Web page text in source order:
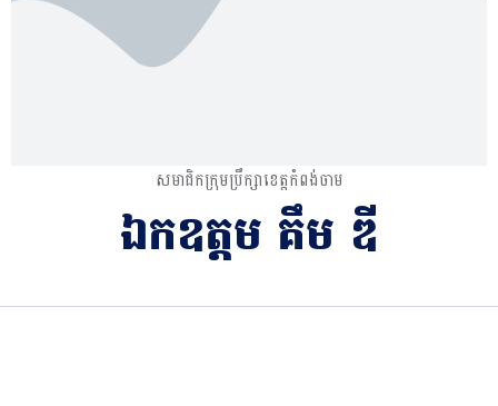
សមាជិកក្រុមប្រឹក្សាខេត្តកំពង់ចាម
ឯកឧត្តម គឹម ឌី